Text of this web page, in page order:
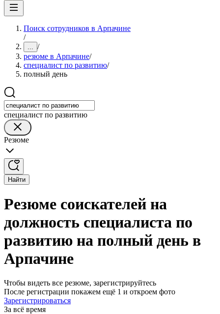
Поиск сотрудников в Арпачине
/
... /
резюме в Арпачине/
специалист по развитию/
полный день
специалист по развитию
Резюме
Найти
Резюме соискателей на
должность специалиста по
развитию на полный день в
Арпачине
Чтобы видеть все резюме, зарегистрируйтесь
После регистрации покажем ещё 1 и откроем фото
Зарегистрироваться
За всё время